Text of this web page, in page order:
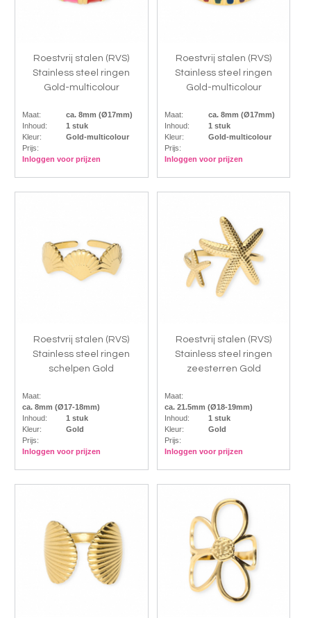
Roestvrij stalen (RVS)
Stainless steel ringen
Gold-multicolour
Maat:
ca. 8mm (Ø17mm)
Inhoud:
1 stuk
Kleur:
Gold-multicolour
Prijs:
Inloggen voor prijzen
Roestvrij stalen (RVS)
Stainless steel ringen
Gold-multicolour
Maat:
ca. 8mm (Ø17mm)
Inhoud:
1 stuk
Kleur:
Gold-multicolour
Prijs:
Inloggen voor prijzen
Roestvrij stalen (RVS)
Stainless steel ringen
schelpen Gold
Maat:
ca. 8mm (Ø17-18mm)
Inhoud:
1 stuk
Kleur:
Gold
Prijs:
Inloggen voor prijzen
Roestvrij stalen (RVS)
Stainless steel ringen
zeesterren Gold
Maat:
ca. 21.5mm (Ø18-19mm)
Inhoud:
1 stuk
Kleur:
Gold
Prijs:
Inloggen voor prijzen